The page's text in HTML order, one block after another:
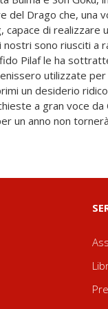
del Drago che, una
capace di realizzare
nostri sono riusciti a
Pilaf le ha
utilizzate per
un desiderio
a gran voce da
un anno non
che mai deciso a
il padre di Upa,
con la coda si
secondo al Torneo
il suo migliore amico
Piccolo.